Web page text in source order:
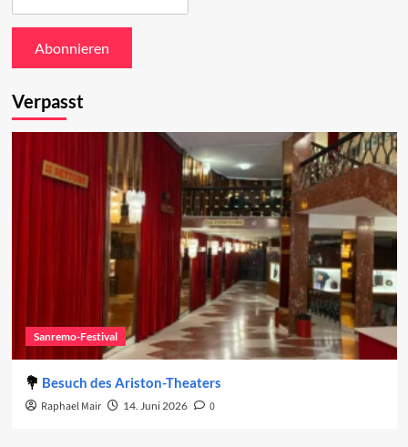
Verpasst
Sanremo-Festival
Besuch des Ariston-Theaters
Raphael Mair 14. Juni 2026 0